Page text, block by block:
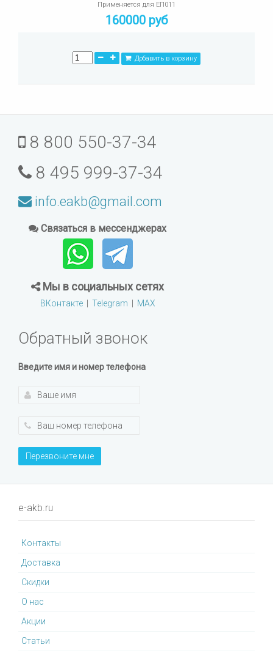
Применяется для ЕП011
160000 руб
Добавить в корзину
8 800 550-37-34
8 495 999-37-34
info.eakb@gmail.com
Связаться в мессенджерах
Мы в социальных сетях
ВКонтакте| Telegram | MAX
Обратный звонок
Введите имя и номер телефона
Перезвоните мне
e-akb.ru
Контакты
Доставка
Cкидки
О нас
Акции
Статьи